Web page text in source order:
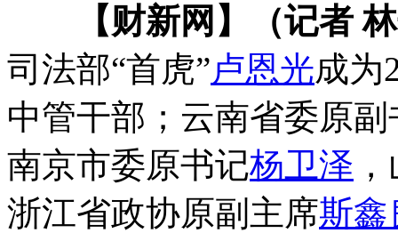
【财新网】（记者
司法部“首虎”卢恩光成为
中管干部；云南省委原副
南京市委原书记杨卫泽
浙江省政协原副主席斯鑫